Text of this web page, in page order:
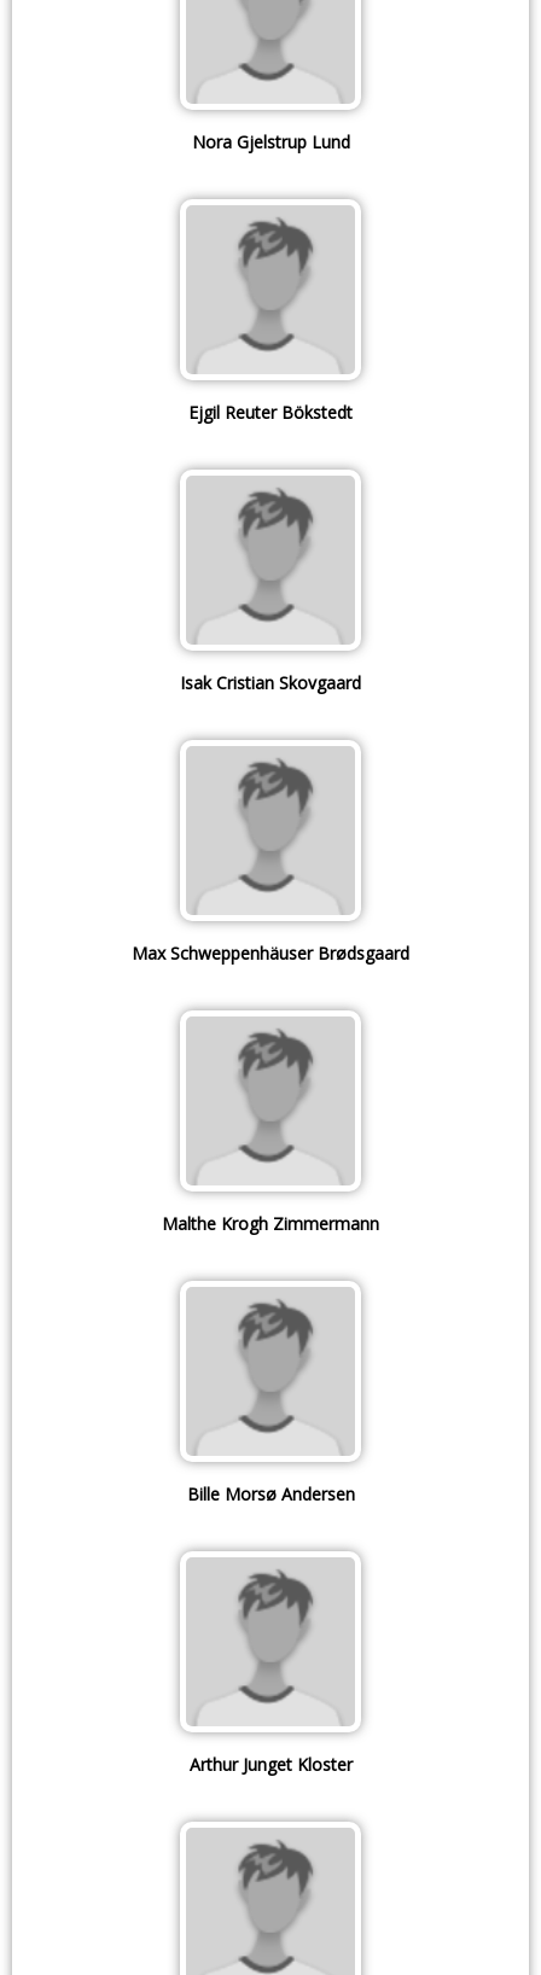
Nora Gjelstrup Lund
Ejgil Reuter Bökstedt
Isak Cristian Skovgaard
Max Schweppenhäuser Brødsgaard
Malthe Krogh Zimmermann
Bille Morsø Andersen
Arthur Junget Kloster